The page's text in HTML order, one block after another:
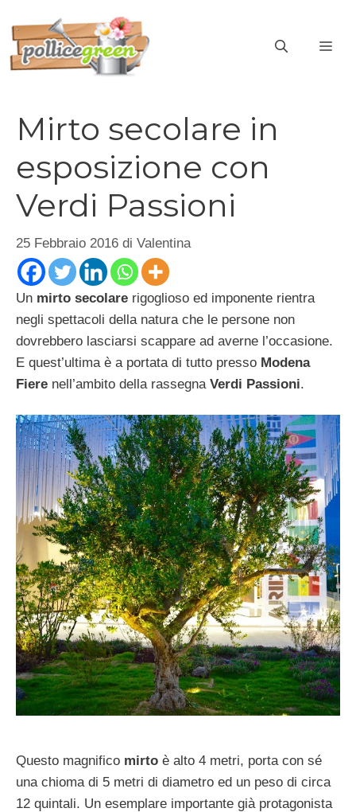
contenuto
Mirto secolare in
esposizione con
Verdi Passioni
25 Febbraio 2016 di Valentina
Un mirto secolare rigoglioso ed imponente rientra
negli spettacoli della natura che le persone non
dovrebbero lasciarsi scappare ad averne l’occasione.
E quest’ultima è a portata di tutto presso Modena
Fiere nell’ambito della rassegna Verdi Passioni.
Questo magnifico mirto è alto 4 metri, porta con sé
una chioma di 5 metri di diametro ed un peso di circa
12 quintali. Un esemplare importante già protagonista